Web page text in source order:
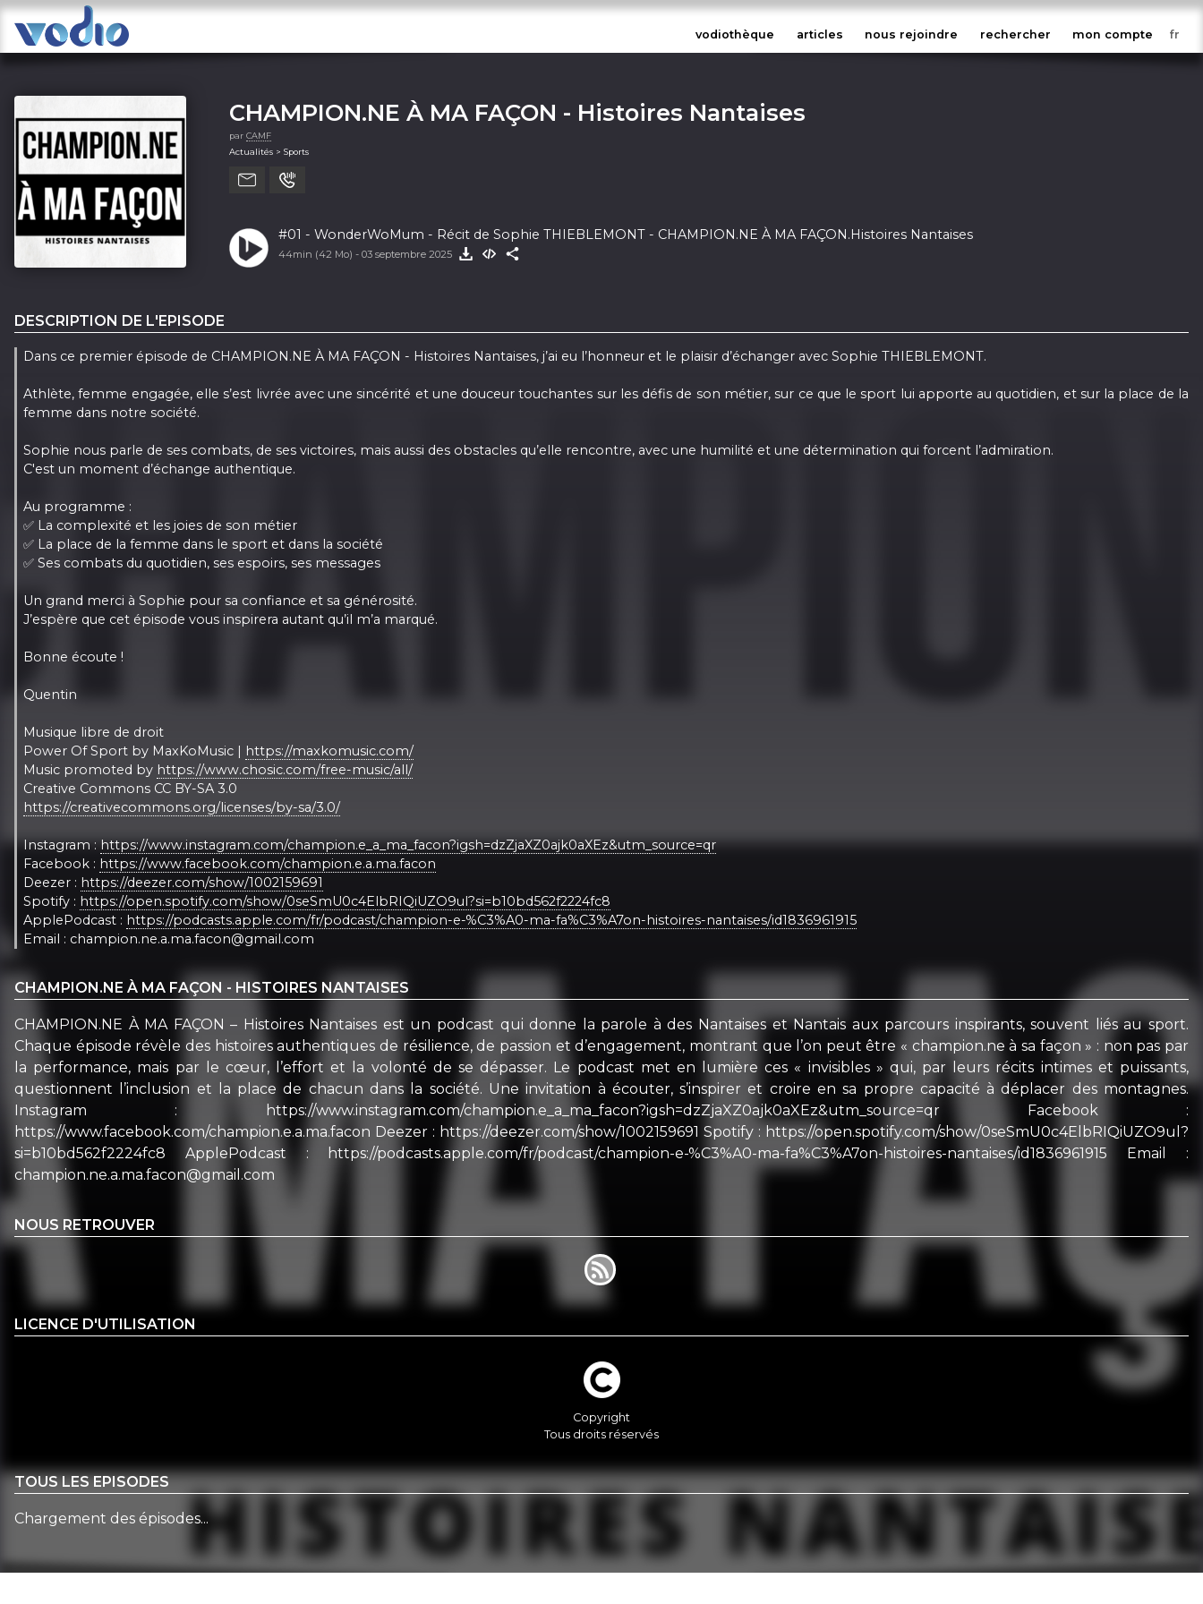
vodiothèque articles nous rejoindre rechercher mon compte
CHAMPION.NE À MA FAÇON - Histoires Nantaises
par CAMF
Actualités > Sports
#01 - WonderWoMum - Récit de Sophie THIEBLEMONT - CHAMPION.NE À MA FAÇON.Histoires Nantaises
44min (42 Mo) - 03 septembre 2025
DESCRIPTION DE L'EPISODE
Dans ce premier épisode de CHAMPION.NE À MA FAÇON - Histoires Nantaises, j’ai eu l’honneur et le plaisir d’échanger avec Sophie THIEBLEMONT.
Athlète, femme engagée, elle s’est livrée avec une sincérité et une douceur touchantes sur les défis de son métier, sur ce que le sport lui apporte au quotidien, et sur la place de la
femme dans notre société.
Sophie nous parle de ses combats, de ses victoires, mais aussi des obstacles qu’elle rencontre, avec une humilité et une détermination qui forcent l’admiration.
C'est un moment d’échange authentique.
Au programme :
✅ La complexité et les joies de son métier
✅ La place de la femme dans le sport et dans la société
✅ Ses combats du quotidien, ses espoirs, ses messages
Un grand merci à Sophie pour sa confiance et sa générosité.
J’espère que cet épisode vous inspirera autant qu’il m’a marqué.
Bonne écoute !
Quentin
Musique libre de droit
Power Of Sport by MaxKoMusic | https://maxkomusic.com/
Music promoted by https://www.chosic.com/free-music/all/
Creative Commons CC BY-SA 3.0
https://creativecommons.org/licenses/by-sa/3.0/
Instagram :https://www.instagram.com/champion.e_a_ma_facon?igsh=dzZjaXZ0ajk0aXEz&utm_source=qr
Facebook : https://www.facebook.com/champion.e.a.ma.facon
Deezer : https://deezer.com/show/1002159691
Spotify : https://open.spotify.com/show/0seSmU0c4ElbRIQiUZO9ul?si=b10bd562f2224fc8
ApplePodcast : https://podcasts.apple.com/fr/podcast/champion-e-%C3%A0-ma-fa%C3%A7on-histoires-nantaises/id1836961915
Email : champion.ne.a.ma.facon@gmail.com
CHAMPION.NE À MA FAÇON - HISTOIRES NANTAISES
CHAMPION.NE À MA FAÇON – Histoires Nantaises est un podcast qui donne la parole à des Nantaises et Nantais aux parcours inspirants, souvent liés au sport.
Chaque épisode révèle des histoires authentiques de résilience, de passion et d’engagement, montrant que l’on peut être « champion.ne à sa façon » : non pas par
la performance, mais par le cœur, l’effort et la volonté de se dépasser. Le podcast met en lumière ces « invisibles » qui, par leurs récits intimes et puissants,
questionnent l’inclusion et la place de chacun dans la société. Une invitation à écouter, s’inspirer et croire en sa propre capacité à déplacer des montagnes.
Instagram : https://www.instagram.com/champion.e_a_ma_facon?igsh=dzZjaXZ0ajk0aXEz&utm_source=qr Facebook :
https://www.facebook.com/champion.e.a.ma.facon Deezer : https://deezer.com/show/1002159691 Spotify : https://open.spotify.com/show/0seSmU0c4ElbRIQiUZO9ul?
si=b10bd562f2224fc8 ApplePodcast : https://podcasts.apple.com/fr/podcast/champion-e-%C3%A0-ma-fa%C3%A7on-histoires-nantaises/id1836961915 Email :
champion.ne.a.ma.facon@gmail.com
NOUS RETROUVER
LICENCE D'UTILISATION
Copyright
Tous droits réservés
TOUS LES EPISODES
Chargement des épisodes...